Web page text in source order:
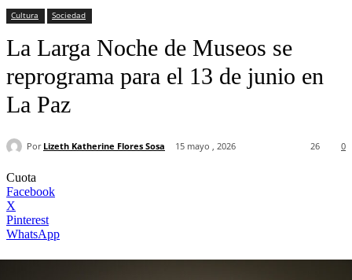
Cultura Sociedad
La Larga Noche de Museos se
reprograma para el 13 de junio en
La Paz
Por Lizeth Katherine Flores Sosa 15 mayo , 2026 0
26
Cuota
Facebook
X
Pinterest
WhatsApp